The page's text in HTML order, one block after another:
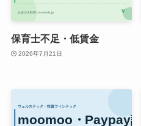
保育士不足・低賃金
2026年7月21日